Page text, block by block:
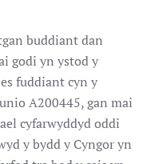
buddiant dan
godi yn ystod y
fuddiant cyn y
A200445, gan mai
cyfarwyddyd oddi
y bydd y Cyngor yn